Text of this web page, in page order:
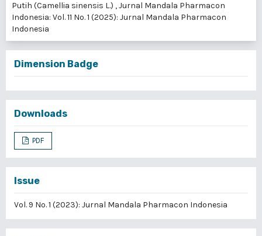
Putih (Camellia sinensis L.) ,Jurnal Mandala Pharmacon
Indonesia: Vol. 11 No. 1 (2025): Jurnal Mandala Pharmacon
Indonesia
Dimension Badge
Downloads
PDF
Issue
Vol. 9 No. 1 (2023): Jurnal Mandala Pharmacon Indonesia